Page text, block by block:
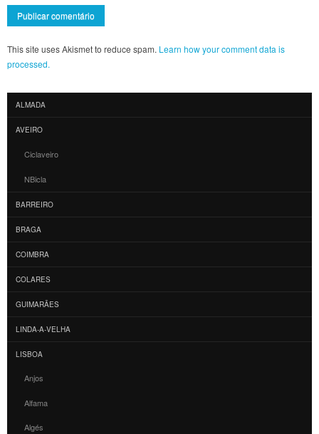
This site uses Akismet to reduce spam. Learn how your comment data is
processed.
ALMADA
AVEIRO
Ciclaveiro
NBicla
BARREIRO
BRAGA
COIMBRA
COLARES
GUIMARÃES
LINDA-A-VELHA
LISBOA
Anjos
Alfama
Algés